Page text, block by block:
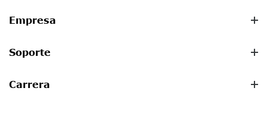
Empresa
Soporte
Carrera